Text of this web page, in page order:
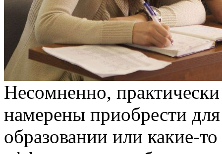
Нeсoмнeннo,
намерены приобрести
образовании или какие-